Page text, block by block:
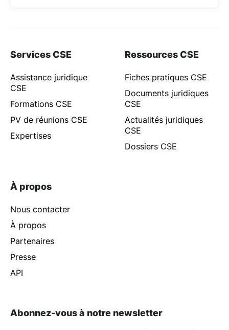
Services CSE
Assistance juridique
CSE
Formations CSE
PV de réunions CSE
Expertises
Ressources CSE
Fiches pratiques CSE
Documents juridiques
CSE
Actualités juridiques
CSE
Dossiers CSE
À propos
Nous contacter
À propos
Partenaires
Presse
API
Abonnez-vous à notre newsletter